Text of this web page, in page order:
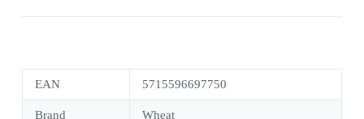
EAN 5715596697750
Brand Wheat